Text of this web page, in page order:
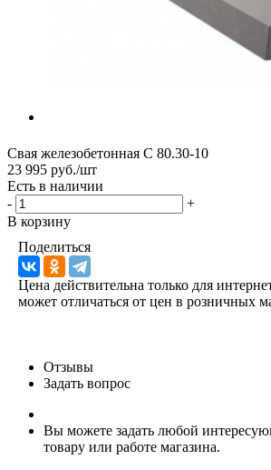
Свая железобетонная С 80.30-10
23 995 руб./шт
Есть в наличии
-
+
В корзину
Поделиться
Цена действительна только для
может отличаться от цен в розничных
Отзывы
Задать вопрос
Вы можете задать любой
товару или работе магазина.